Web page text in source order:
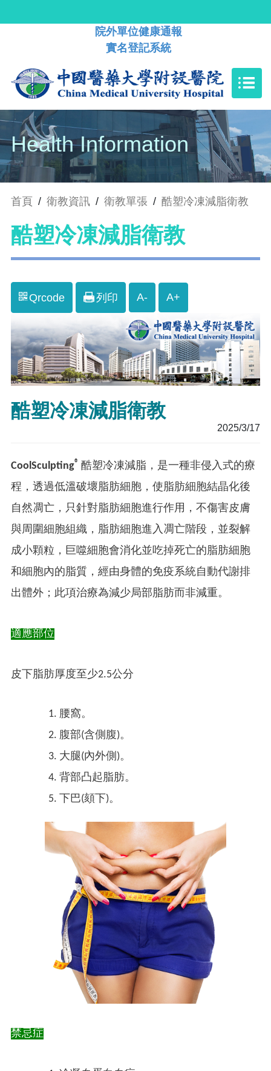
院外單位健康通報
實名登記系統
Health Information
首頁 / 衛教資訊 / 衛教單張 / 酷塑冷凍減脂衛教
酷塑冷凍減脂衛教
Qrcode 列印 A- A+
酷塑冷凍減脂衛教
2025/3/17
CoolSculpting® 酷塑冷凍減脂，是一種非侵入式的療
程，透過低溫破壞脂肪細胞，使脂肪細胞結晶化後
自然凋亡，只針對脂肪細胞進行作用，不傷害皮膚
與周圍細胞組織，脂肪細胞進入凋亡階段，並裂解
成小顆粒，巨噬細胞會消化並吃掉死亡的脂肪細胞
和細胞內的脂質，經由身體的免疫系統自動代謝排
出體外；此項治療為減少局部脂肪而非減重。
適應部位
皮下脂肪厚度至少2.5公分
腰窩。
腹部(含側腹)。
大腿(內外側)。
背部凸起脂肪。
下巴(頦下)。
禁忌症